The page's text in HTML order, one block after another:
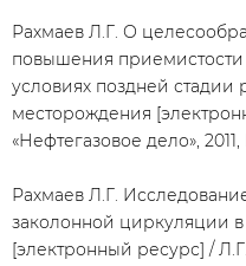
Рахмаев Л.Г. О
повышения приемистости
условиях поздней стадии
месторождения
«Нефтегазовое дело», 2011,
Рахмаев Л.Г.
заколонной циркуляции в
[электронный ресурс] /